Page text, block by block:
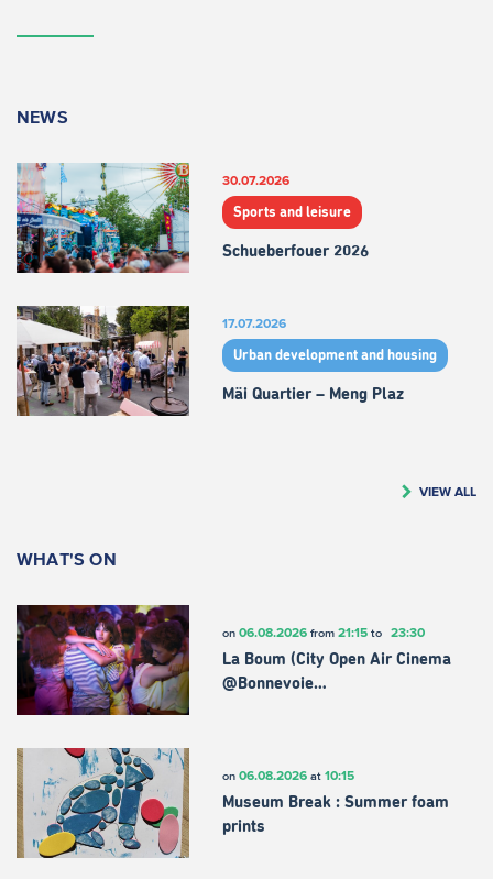
NEWS
30.07.2026
Sports and leisure
Schueberfouer 2026
17.07.2026
Urban development and housing
Mäi Quartier – Meng Plaz
VIEW ALL
WHAT'S ON
on 06.08.2026from 21:15to 23:30
La Boum (City Open Air Cinema
@Bonnevoie…
on 06.08.2026at 10:15
Museum Break : Summer foam
prints